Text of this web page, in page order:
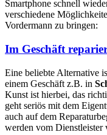
Smartphone schnell
verschiedene
Vordermann zu bringen:
Im Geschäft
Eine beliebte Alternative
einem Geschäft z.B. in
Kunst ist hierbei, das
geht seriös mit dem
auch auf dem
werden vom Dienstleister